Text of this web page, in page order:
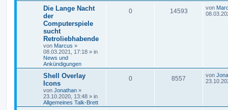
Die Lange Nacht
der
Computerspiele
sucht
Retroliebhabende
von Marcus »
08.03.2021, 17:18 » in
News und
Ankündigungen
0 14593 von
Shell Overlay
Icons
von Jonathan »
23.10.2020, 13:48 » in
Allgemeines Talk-Brett
0 8557 von